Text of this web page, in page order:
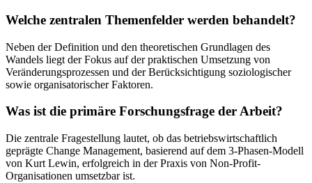
Welche zentralen Themenfelder werden behandelt?
Neben der Definition und den theoretischen Grundlagen des
Wandels liegt der Fokus auf der praktischen Umsetzung von
Veränderungsprozessen und der Berücksichtigung soziologischer
sowie organisatorischer Faktoren.
Was ist die primäre Forschungsfrage der Arbeit?
Die zentrale Fragestellung lautet, ob das betriebswirtschaftlich
geprägte Change Management, basierend auf dem 3-Phasen-Modell
von Kurt Lewin, erfolgreich in der Praxis von Non-Profit-
Organisationen umsetzbar ist.